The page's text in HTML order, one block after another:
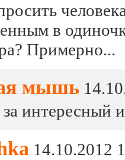
в
Примерно...
мышь
интересный
14.10.2012